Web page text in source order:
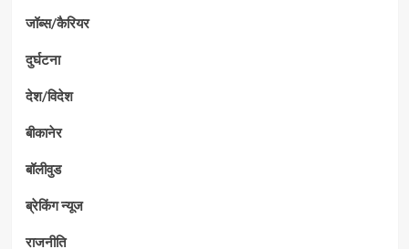
जॉब्स/कैरियर
दुर्घटना
देश/विदेश
बीकानेर
बॉलीवुड
ब्रेकिंग न्यूज
राजनीति